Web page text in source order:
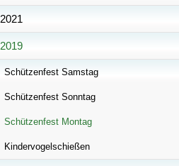
2021
2019
Schützenfest Samstag
Schützenfest Sonntag
Schützenfest Montag
Kindervogelschießen